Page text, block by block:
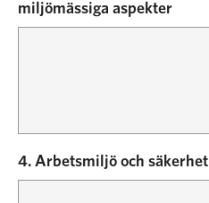
miljömässiga aspekter
4. Arbetsmiljö och